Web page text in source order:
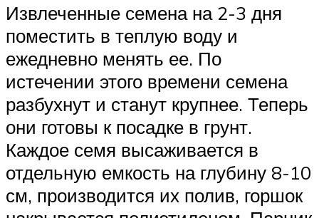
Извлеченные семена на 2-3 дня
поместить в теплую воду и
ежедневно менять ее. По
истечении этого времени семена
разбухнут и станут крупнее. Теперь
они готовы к посадке в грунт.
Каждое семя высаживается в
отдельную емкость на глубину 8-10
см, производится их полив, горшок